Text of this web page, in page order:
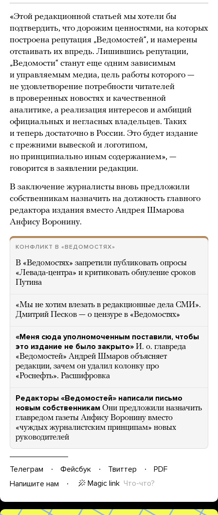
«Этой редакционной статьей мы хотели бы
подтвердить, что дорожим ценностями, на которых
построена репутация „Ведомостей“, и намерены
отстаивать их впредь. Лишившись репутации,
„Ведомости“ станут еще одним зависимым
и управляемым медиа, цель работы которого —
не удовлетворение потребности читателей
в проверенных новостях и качественной
аналитике, а реализация интересов и амбиций
официальных и негласных владельцев. Таких
и теперь достаточно в России. Это будет издание
с прежними вывеской и логотипом,
но принципиально иным содержанием», —
говорится в заявлении редакции.
В заключение журналисты вновь предложили
собственникам назначить на должность главного
редактора издания вместо Андрея Шмарова
Анфису Воронину.
КОНФЛИКТ В «ВЕДОМОСТЯХ»
В «Ведомостях» запретили публиковать опросы
«Левада-центра» и критиковать обнуление сроков
Путина
«Мы не хотим влезать в редакционные дела СМИ».
Дмитрий Песков — о цензуре в «Ведомостях»
«Меня сюда уполномоченным поставили, чтобы
это издание не было закрыто» И. о. главреда
«Ведомостей» Андрей Шмаров объясняет
редакции, зачем он удалил колонку про
«Роснефть». Расшифровка
Редакторы «Ведомостей» написали письмо
новым собственникам Они предложили назначить
главредом газеты Анфису Воронину вместо
«чуждых журналистским принципам» новых
руководителей
Телеграм Фейсбук Твиттер
PDF
Напишите нам
Magic link Что-что?